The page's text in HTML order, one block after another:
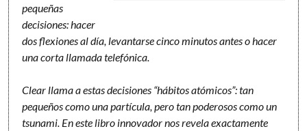
pequeñas
decisiones: hacer
dos flexiones al día, levantarse cinco minutos antes o hacer
una corta llamada telefónica.
Clear llama a estas decisiones “hábitos atómicos”: tan
pequeños como una partícula, pero tan poderosos como un
tsunami. En este libro innovador nos revela exactamente